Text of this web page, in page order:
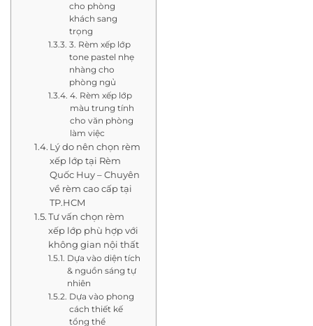
cho phòng
khách sang
trọng
3. Rèm xếp lớp
tone pastel nhẹ
nhàng cho
phòng ngủ
4. Rèm xếp lớp
màu trung tính
cho văn phòng
làm việc
Lý do nên chọn rèm
xếp lớp tại Rèm
Quốc Huy – Chuyên
về rèm cao cấp tại
TP.HCM
Tư vấn chọn rèm
xếp lớp phù hợp với
không gian nội thất
Dựa vào diện tích
& nguồn sáng tự
nhiên
Dựa vào phong
cách thiết kế
tổng thể